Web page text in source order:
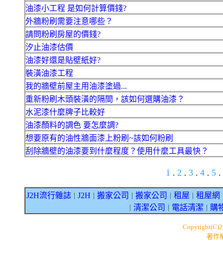
油漆小工程 是如何計算價錢?
外牆粉刷需要注意哪些？
請問粉刷房屋的價錢?
汐止油漆估價
油漆好還是貼壁紙好?
裝潢油漆工程
我的牆壁前屋主用油漆塗過...
重新粉刷木頭裝潢的隔間，該如何選購油漆？
水泥漆什麼牌子比較好
油漆顏料的調色 要怎麼調?
想要原有的油性牆面漆上粉刷~該如何粉刷
刮除牆壁的油漆要到什麼程度？使用什麼工具最快？
1 . 2 . 3 . 4 . 5 .
J2H流行雜誌 J2H 搬家公司 搬家公司 租屋 租屋網
清潔公司 電話清潔 購
著作